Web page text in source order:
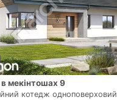
мекінтошах 9
котедж одноповерховий